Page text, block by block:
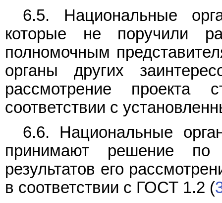
6.5. Национальные
которые не поручили
полномочным
органы других
рассмотрение
соответствии с
6.6. Национальные
принимают решение по
результатов его
в соответствии с ГОСТ 1.2 (